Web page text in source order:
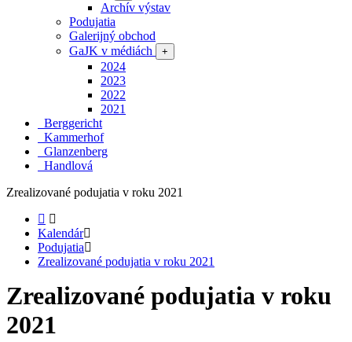
Archív výstav
Podujatia
Galerijný obchod
GaJK v médiách
+
2024
2023
2022
2021
Berggericht
Kammerhof
Glanzenberg
Handlová
Zrealizované podujatia v roku 2021
Kalendár
Podujatia
Zrealizované podujatia v roku 2021
Zrealizované podujatia v roku
2021